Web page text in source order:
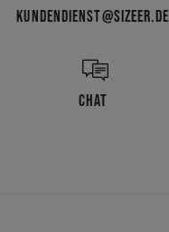
KUNDENDIENST@SIZEER.DE
CHAT